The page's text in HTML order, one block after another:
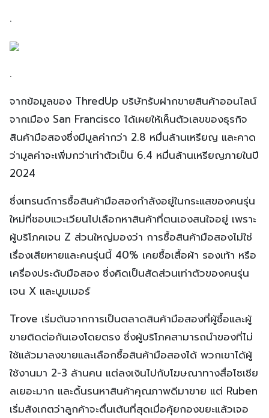
.
.
จากข้อมูลของ ThredUp บริษัทรับฝากขายสินค้าออนไลน์
จากเมือง San Francisco ได้เผยให้เห็นตัวเลขของธุรกิจ
สินค้ามือสองซึ่งมีมูลค่ากว่า 2.8 หมื่นล้านเหรียญ และคาด
ว่ามูลค่าจะเพิ่มกว่าเท่าตัวเป็น 6.4 หมื่นล้านเหรียญภายในปี
2024
ซึ่งเทรนด์การซื้อสินค้ามือสองกำลังอยู่ในกระแสของคนรุ่น
ใหม่ที่ชอบแวะเวียนไปเลือกหาสินค้าที่ตนเองสนใจอยู่ เพราะ
ผู้บริโภคเจน Z ส่วนใหญ่มองว่า การซื้อสินค้ามือสองไม่ใช่
เรื่องเสียหายและคนรุ่นนี้ 40% เคยซื้อเสื้อผ้า รองเท้า หรือ
เครื่องประดับมือสอง ซึ่งคิดเป็นสัดส่วนเท่าตัวของคนรุ่น
เจน X และบูมเมอร์
Trove เริ่มต้นจากการเป็นตลาดสินค้ามือสองที่ผู้ซื้อและผู้
ขายติดต่อกันเองโดยตรง ซึ่งผู้บริโภคสามารถนำของที่ไม่
ใช้แล้วมาลงขายและเลือกซื้อสินค้ามือสองได้ พวกเขาได้ผู้
ใช้งานมา 2-3 ล้านคน แต่ลงเงินไปกับโฆษณาทางสื่อโซเชีย
ลเยอะมาก และดิ้นรนหาสินค้าคุณภาพดีมาขาย แต่ Ruben
เริ่มสังเกตว่าลูกค้าจะตื่นเต้นที่สุดเมื่อคุ้ยกองขยะแล้วเจอ